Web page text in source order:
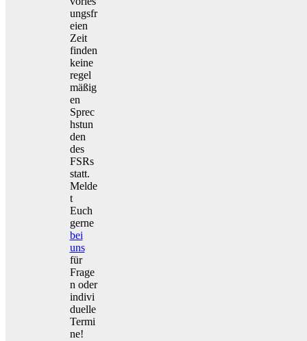
ungsfr
eien
Zeit
finden
keine
regel
mäßig
en
Sprec
hstun
den
des
FSRs
statt.
Melde
t
Euch
gerne
bei
uns
für
Frage
n oder
indivi
duelle
Termi
ne!